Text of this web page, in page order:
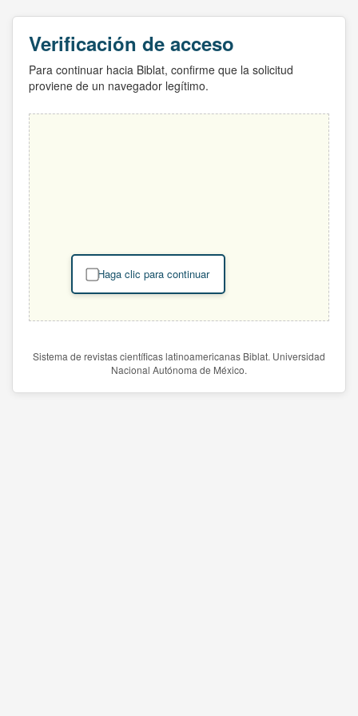
Verificación de acceso
Para continuar hacia Biblat, confirme que la solicitud
proviene de un navegador legítimo.
Haga clic para continuar
Sistema de revistas científicas latinoamericanas Biblat. Universidad
Nacional Autónoma de México.